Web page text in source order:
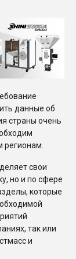
данные об
страны очень
свои
но и по сфере
которые
так или
и